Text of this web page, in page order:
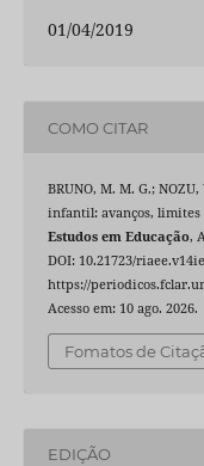
01/04/2019
COMO CITAR
BRUNO, M. M. G.;
infantil: avanços, limites
Estudos em Educação,
DOI: 10.21723/
https://
Acesso em: 10 ago. 2026.
Fomatos de
EDIÇÃO